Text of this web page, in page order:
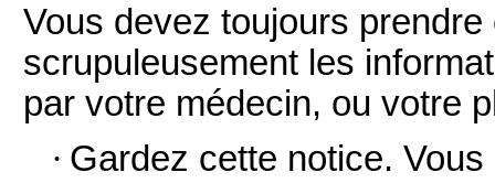
Vous devez toujours
scrupuleusement les
par votre médecin, ou votre
· Gardez cette notice.